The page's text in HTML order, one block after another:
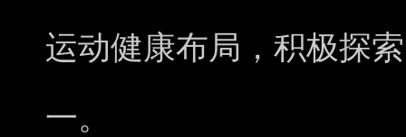
运动健康布局，积极探
一。